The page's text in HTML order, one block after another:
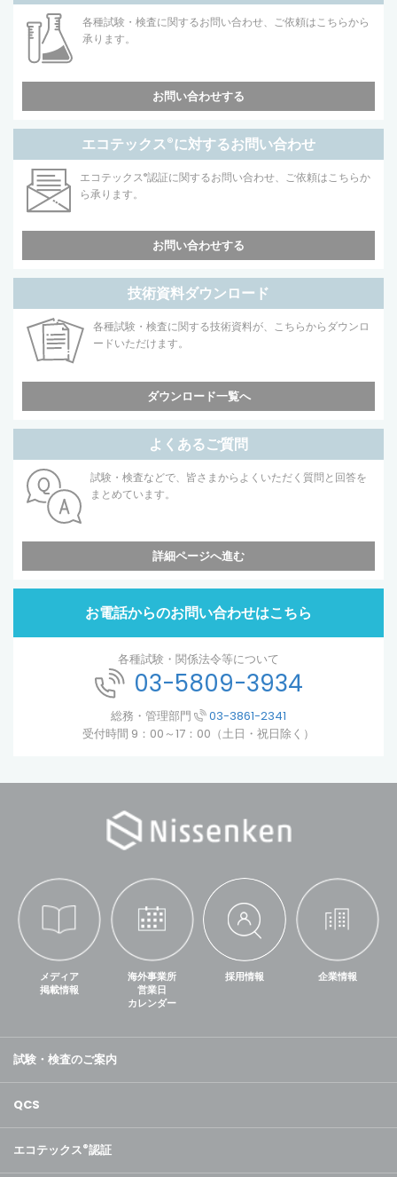
各種試験・検査に関するお問い合わせ、ご依頼はこちらから
承ります。
お問い合わせする
エコテックス®に対するお問い合わせ
エコテックス®認証に関するお問い合わせ、ご依頼はこちらか
ら承ります。
お問い合わせする
技術資料ダウンロード
各種試験・検査に関する技術資料が、こちらからダウンロ
ードいただけます。
ダウンロード一覧へ
よくあるご質問
試験・検査などで、皆さまからよくいただく質問と回答を
まとめています。
詳細ページへ進む
お電話からのお問い合わせはこちら
各種試験・関係法令等について
03-5809-3934
総務・管理部門
03-3861-2341
受付時間 9：00～17：00（土日・祝日除く）
メディア
掲載情報
海外事業所
営業日
カレンダー
採用情報 企業情報
試験・検査のご案内
QCS
エコテックス®認証